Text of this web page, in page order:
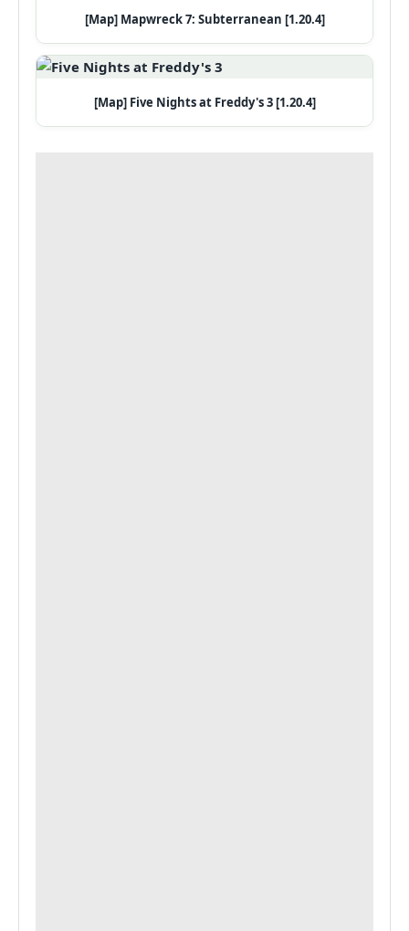
[Map] Mapwreck 7: Subterranean [1.20.4]
[Map] Five Nights at Freddy's 3 [1.20.4]